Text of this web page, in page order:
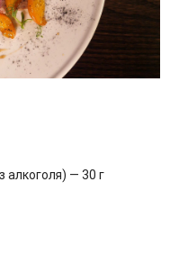
алкоголя) — 30 г